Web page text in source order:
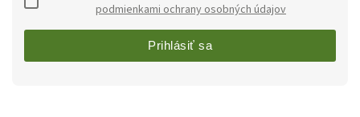
podmienkami ochrany osobných údajov
Prihlásiť sa